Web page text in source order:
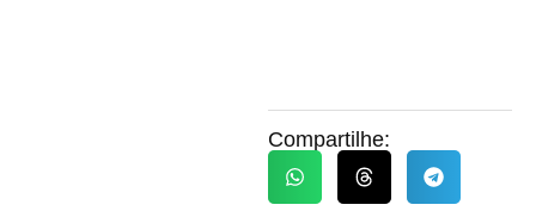
Compartilhe: